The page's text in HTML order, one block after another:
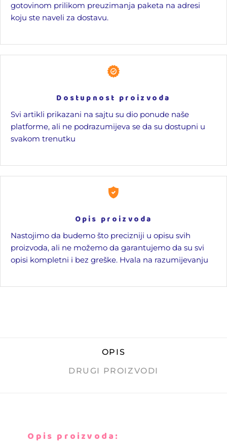
gotovinom prilikom preuzimanja paketa na adresi
koju ste naveli za dostavu.
Dostupnost proizvoda
Svi artikli prikazani na sajtu su dio ponude naše
platforme, ali ne podrazumijeva se da su dostupni u
svakom trenutku
Opis proizvoda
Nastojimo da budemo što precizniji u opisu svih
proizvoda, ali ne možemo da garantujemo da su svi
opisi kompletni i bez greške. Hvala na razumijevanju
OPIS
DRUGI PROIZVODI
Opis proizvoda: